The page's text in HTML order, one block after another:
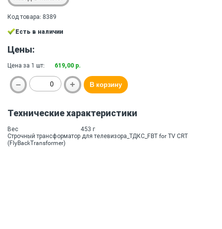
Код товара: 8389
Есть в наличии
Цены:
Цена за 1 шт: 619,00 р.
Технические характеристики
Вес
453 г
Строчный трансформатор для телевизора_ТДКС_FBT for TV CRT
(FlyBackTransformer)